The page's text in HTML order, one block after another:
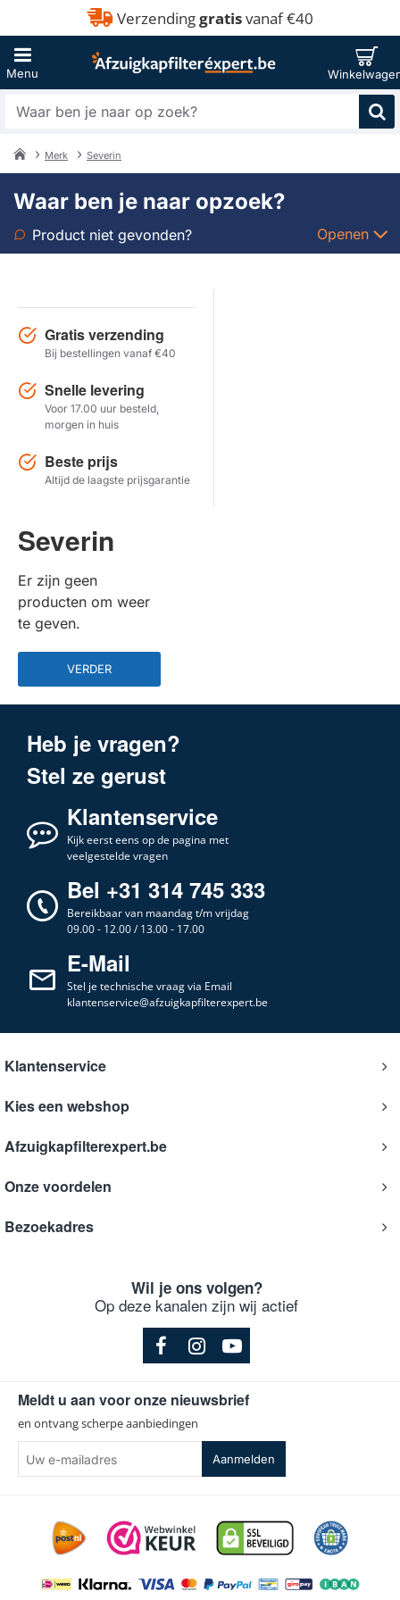
Verzendinggratisvanaf €40
Waar
zoek?
Merk Severin
Waar ben je naar opzoek?
Product niet gevonden? Openen
TOON PRODUCTEN
Gratis verzending
Bij bestellingen vanaf €40
Snelle levering
Voor 17.00 uur besteld,
morgen in huis
Beste prijs
Altijd de laagste prijsgarantie
Severin
Er zijn geen
producten om weer
te geven.
VERDER
Heb je vragen?
Stel ze gerust
Klantenservice
Kijk eerst eens op de pagina met
veelgestelde vragen
Bel +31 314 745 333
Bereikbaar van maandag t/m vrijdag
09.00 - 12.00 / 13.00 - 17.00
E-Mail
Stel je technische vraag via Email
klantenservice@afzuigkapfilterexpert.be
Klantenservice
Kies een webshop
Afzuigkapfilterexpert.be
Onze voordelen
Bezoekadres
Wil je ons volgen?
Op deze kanalen zijn wij actief
Meldt u aan voor onze nieuwsbrief
en ontvang scherpe aanbiedingen
e-
mailadres
Aanmelden